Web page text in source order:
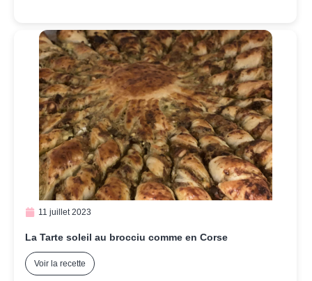
11 juillet 2023
La Tarte soleil au brocciu comme en Corse
Voir la recette